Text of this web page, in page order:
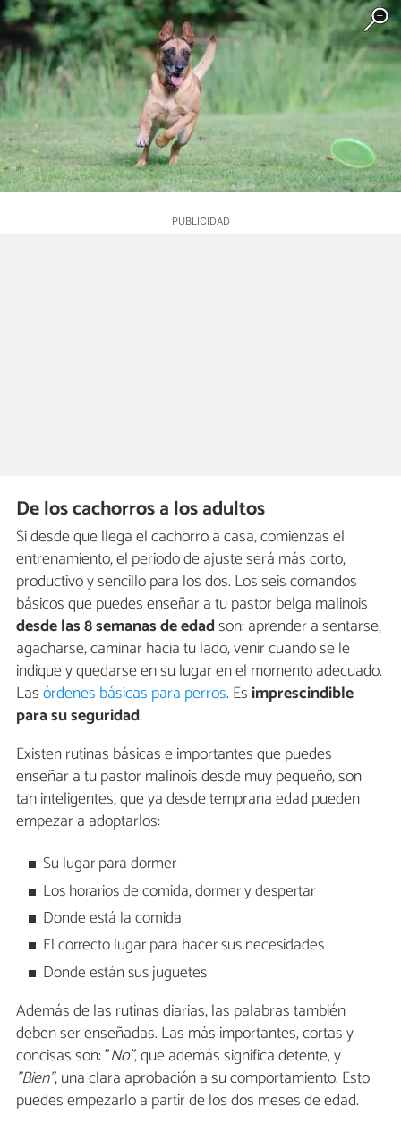
De los cachorros a los adultos
Si desde que llega el cachorro a casa, comienzas el
entrenamiento, el periodo de ajuste será más corto,
productivo y sencillo para los dos. Los seis comandos
básicos que puedes enseñar a tu pastor belga malinois
desde las 8 semanas de edadson: aprender a sentarse,
agacharse, caminar hacia tu lado, venir cuando se le
indique y quedarse en su lugar en el momento adecuado.
Lasórdenes básicas para perros. Es imprescindible
para su seguridad.
Existen rutinas básicas e importantes que puedes
enseñar a tu pastor malinois desde muy pequeño, son
tan inteligentes, que ya desde temprana edad pueden
empezar a adoptarlos:
Su lugar para dormer
Los horarios de comida, dormer y despertar
Donde está la comida
El correcto lugar para hacer sus necesidades
Donde están sus juguetes
Además de las rutinas diarias, las palabras también
deben ser enseñadas. Las más importantes, cortas y
concisas son: "No", que además significa detente, y
"Bien", una clara aprobación a su comportamiento. Esto
puedes empezarlo a partir de los dos meses de edad.